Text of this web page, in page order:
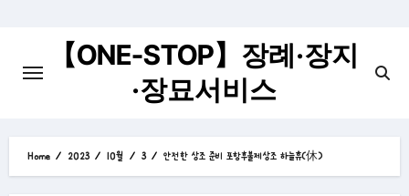
【ONE-STOP】장례·장지
·장묘서비스
Home 2023 10월 3 안전한 상조 준비 포항후불제상조 하늘휴(休)